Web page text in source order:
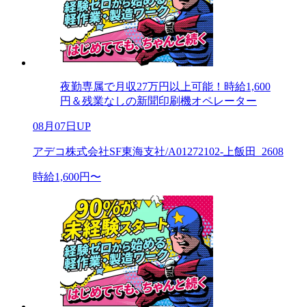
夜勤専属で月収27万円以上可能！時給1,600
円＆残業なしの新聞印刷機オペレーター
08月07日UP
アデコ株式会社SF東海支社/A01272102-上飯田_2608
時給1,600円〜